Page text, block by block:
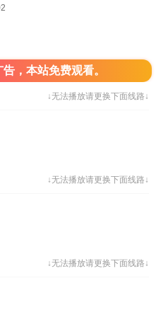
，本站免费观看。
↓无法播放请更换下面线路↓
↓无法播放请更换下面线路↓
↓无法播放请更换下面线路↓